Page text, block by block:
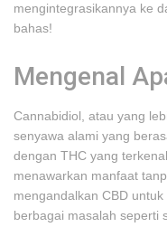
mengintegrasikannya ke
bahas!
Mengenal
Cannabidiol, atau yang
senyawa alami yang
dengan THC yang
menawarkan manfaat
mengandalkan CBD
berbagai masalah seperti